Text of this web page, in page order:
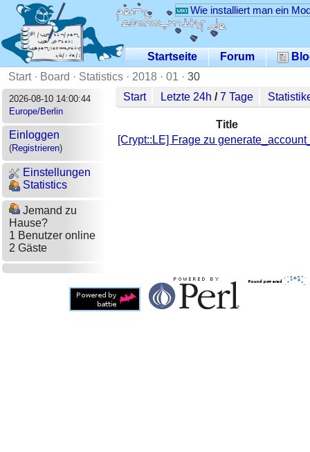
Wie installiert man ein
Startseite Forum
Start· Board · Statistics · 2018 · 01 · 30
2026-08-10 14:00:44
Europe/Berlin
Einloggen
(Registrieren)
Einstellungen
Statistics
Jemand zu
Hause?
1 Benutzer online
2 Gäste
Start Letzte 24h /7 Tage
Title
[Crypt::LE] Frage zu